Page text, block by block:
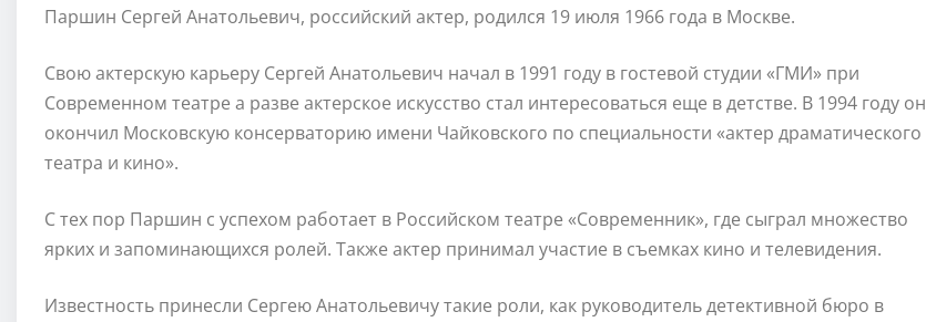
Паршин Сергей Анатольевич, российский актер, родился 19 июля 1966 года в Москве.
Свою актерскую карьеру Сергей Анатольевич начал в 1991 году в гостевой студии «ГМИ» при
Современном театре а разве актерское искусство стал интересоваться еще в детстве. В 1994 году он
окончил Московскую консерваторию имени Чайковского по специальности «актер драматического
театра и кино».
С тех пор Паршин с успехом работает в Российском театре «Современник», где сыграл множество
ярких и запоминающихся ролей. Также актер принимал участие в съемках кино и телевидения.
Известность принесли Сергею Анатольевичу такие роли, как руководитель детективной бюро в